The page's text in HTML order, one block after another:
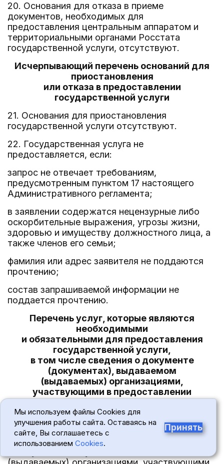
20. Основания для отказа в приеме
документов, необходимых для
предоставления центральным аппаратом и
территориальными органами Росстата
государственной услуги, отсутствуют.
Исчерпывающий перечень оснований для
приостановления
или отказа в предоставлении
государственной услуги
21. Основания для приостановления
государственной услуги отсутствуют.
22. Государственная услуга не
предоставляется, если:
запрос не отвечает требованиям,
предусмотренным пунктом 17 настоящего
Административного регламента;
в заявлении содержатся нецензурные либо
оскорбительные выражения, угрозы жизни,
здоровью и имуществу должностного лица, а
также членов его семьи;
фамилия или адрес заявителя не поддаются
прочтению;
состав запрашиваемой информации не
поддается прочтению.
Перечень услуг, которые являются
необходимыми
и обязательными для предоставления
государственной услуги,
в том числе сведения о документе
(документах), выдаваемом
(выдаваемых) организациями,
участвующими в предоставлении
государственной услуги
23. Услуг, которые являются необходимыми и
обязательными для предоставления
государственной услуги, в том числе сведений
Мы используем файлы Cookies для
улучшения работы сайта. Оставаясь на
сайте, Вы соглашаетесь с
использованием Cookies.
Принять